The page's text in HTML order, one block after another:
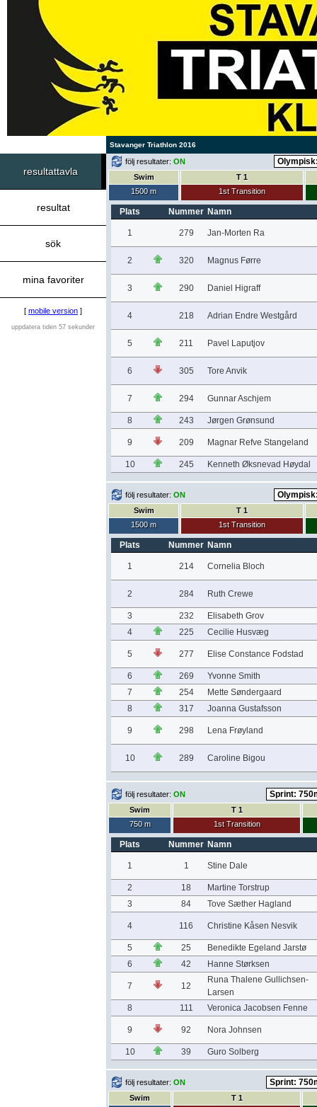
Stavanger Triathlon 2016
resultattavla
resultat
sök
mina favoriter
[ mobile version ]
uppdatera tiden 57 sekunder
följ resultater: ON
Swim
1500 m
T 1
1st Transition
Plats Nummer Namn
1 279 Jan-Morten Ra
2 320 Magnus Førre
3 290 Daniel Higraff
4 218 Adrian Endre Westgård
5 211 Pavel Laputjov
6 305 Tore Anvik
7 294 Gunnar Aschjem
8 243 Jørgen Grønsund
9 209 Magnar Refve Stangeland
10 245 Kenneth Øksnevad Høydal
följ resultater: ON
Swim
1500 m
T 1
1st Transition
Plats Nummer Namn
1 214 Cornelia Bloch
2 284 Ruth Crewe
3 232
Elisabeth Grov
4
225 Cecilie Husvæg
5 277 Elise Constance Fodstad
6 269
Yvonne Smith
7
254
Mette Søndergaard
8
317 Joanna Gustafsson
9 298 Lena Frøyland
10 289 Caroline Bigou
följ resultater: ON
Swim
750 m
T 1
1st Transition
Plats Nummer Namn
1 1 Stine Dale
2 18
Martine Torstrup
3
84 Tove Sæther Hagland
4 116 Christine Kåsen Nesvik
5 25
Benedikte Egeland Jarstø
6
42 Hanne Størksen
7 12
Runa Thalene Gullichsen-
Larsen
8
111 Veronica Jacobsen Fenne
9 92 Nora Johnsen
10 39 Guro Solberg
följ resultater: ON
Swim
T 1